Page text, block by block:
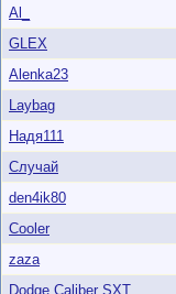
Al_
GLEX
Alenka23
Laybag
Надя111
Случай
den4ik80
Cooler
zaza
Dodge Caliber SXT